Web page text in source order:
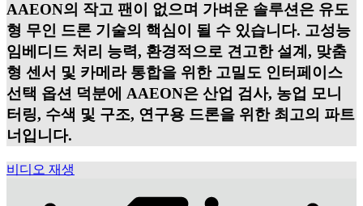
AAEON의 작고 팬이 없으며 가벼운 솔루션은 유도
형 무인 드론 기술의 핵심이 될 수 있습니다. 고성능
임베디드 처리 능력, 환경적으로 견고한 설계, 맞춤
형 센서 및 카메라 통합을 위한 고밀도 인터페이스
선택 옵션 덕분에 AAEON은 산업 검사, 농업 모니
터링, 수색 및 구조, 연구용 드론을 위한 최고의 파트
너입니다.
비디오 재생